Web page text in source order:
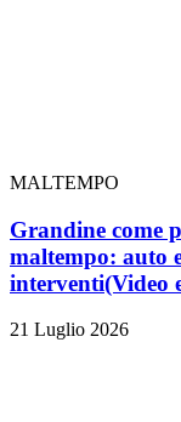
MALTEMPO
Grandine come
maltempo: auto
interventi(Video
21 Luglio 2026